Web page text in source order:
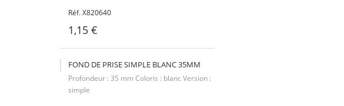
Réf. X820640
1,15 €
FOND DE PRISE SIMPLE BLANC 35MM
Profondeur : 35 mm Coloris : blanc Version :
simple